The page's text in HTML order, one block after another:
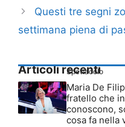
Questi tre segni
settimana piena di
Articoli recenti
Spettacolo
Maria De
fratello che
conoscono,
cosa fa nella